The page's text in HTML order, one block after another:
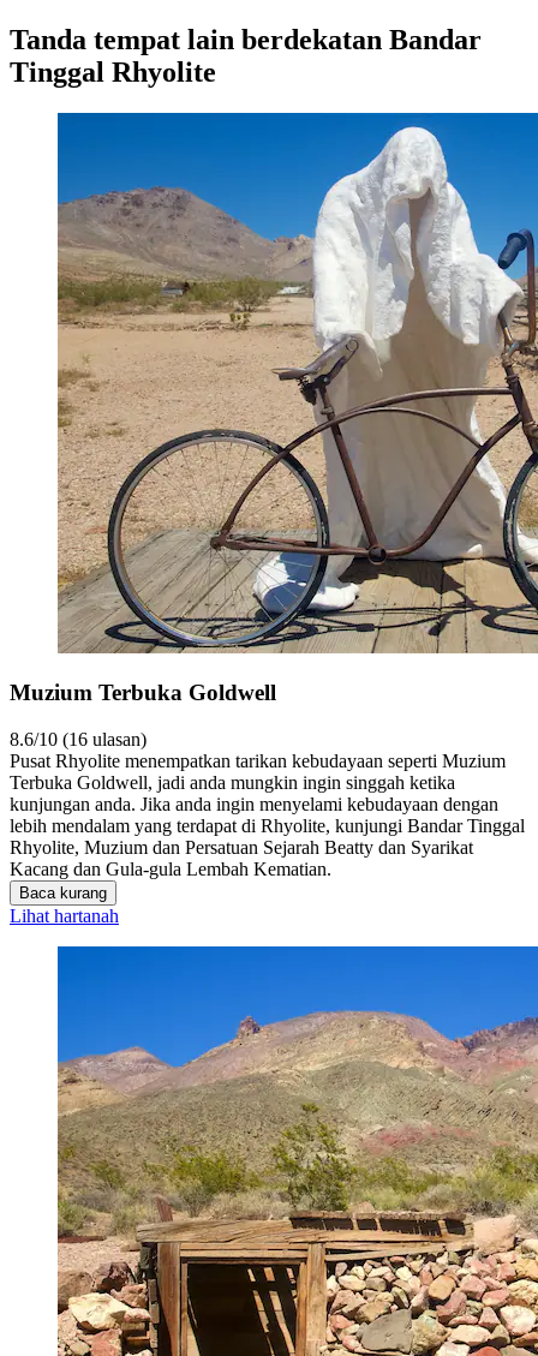
Tanda tempat lain berdekatan Bandar
Tinggal Rhyolite
Muzium Terbuka Goldwell
8.6/10 (16 ulasan)
Pusat Rhyolite menempatkan tarikan kebudayaan seperti Muzium
Terbuka Goldwell, jadi anda mungkin ingin singgah ketika
kunjungan anda. Jika anda ingin menyelami kebudayaan dengan
lebih mendalam yang terdapat di Rhyolite, kunjungi Bandar Tinggal
Rhyolite, Muzium dan Persatuan Sejarah Beatty dan Syarikat
Kacang dan Gula-gula Lembah Kematian.
Baca kurang
Lihat hartanah